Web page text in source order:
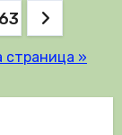
страница »